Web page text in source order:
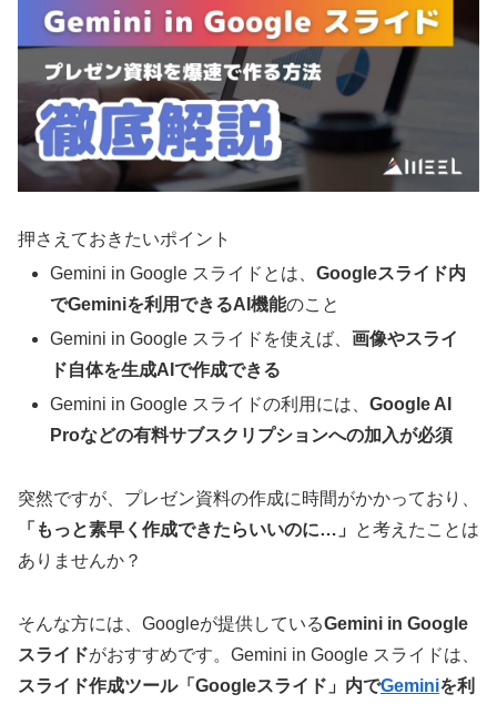
押さえておきたいポイント
Gemini in Google スライドとは、Googleスライド内
でGeminiを利用できるAI機能のこと
Gemini in Google スライドを使えば、画像やスライ
ド自体を生成AIで作成できる
Gemini in Google スライドの利用には、Google AI
Proなどの有料サブスクリプションへの加入が必須
突然ですが、プレゼン資料の作成に時間がかかっており、
「もっと素早く作成できたらいいのに…」
と考えたことは
ありませんか？
そんな方には、Googleが提供しているGemini in Google
スライドがおすすめです。Gemini in Google スライドは、
スライド作成ツール「Googleスライド」内でGeminiを利